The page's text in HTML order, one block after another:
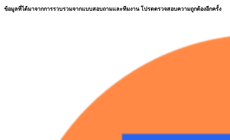
ข้อมูลที่ได้มาจากการรวบรวมจากแบบสอบถามและทีมงาน โปรดตรวจสอบความถูกต้องอีกครั้ง